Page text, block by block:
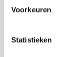
Voorkeuren
Statistieken
LEIDEN